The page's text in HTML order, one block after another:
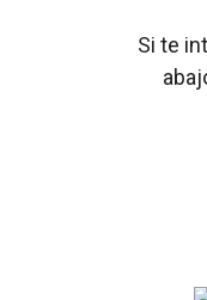
Si te